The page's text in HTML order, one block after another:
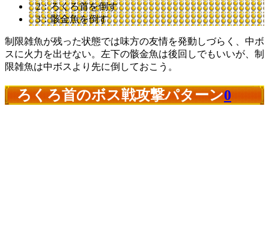
2：ろくろ首を倒す
3：骸金魚を倒す
制限雑魚が残った状態では味方の友情を発動しづらく、中ボ
スに火力を出せない。左下の骸金魚は後回しでもいいが、制
限雑魚は中ボスより先に倒しておこう。
ろくろ首のボス戦攻撃パターン0